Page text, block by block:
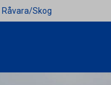
Råvara/Skog